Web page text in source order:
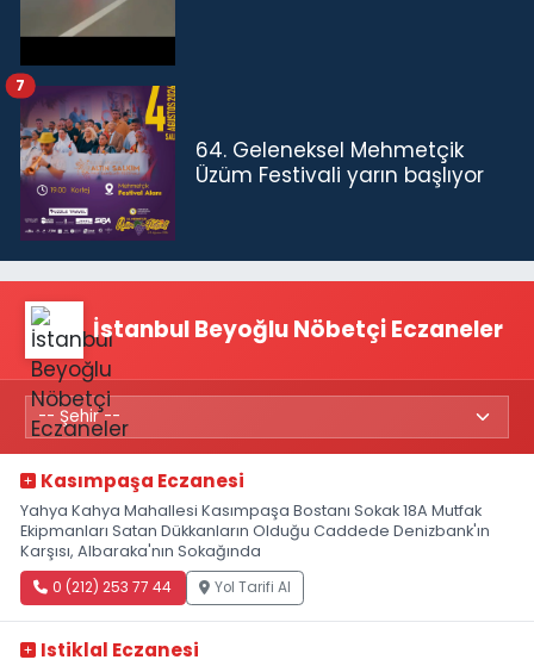
64. Geleneksel Mehmetçik
Üzüm Festivali yarın başlıyor
7
İstanbul Beyoğlu Nöbetçi Eczaneler
Kasımpaşa Eczanesi
Yahya Kahya Mahallesi Kasımpaşa Bostanı Sokak 18A Mutfak
Ekipmanları Satan Dükkanların Olduğu Caddede Denizbank'ın
Karşısı, Albaraka'nın Sokağında
0 (212) 253 77 44 Yol Tarifi Al
Istiklal Eczanesi